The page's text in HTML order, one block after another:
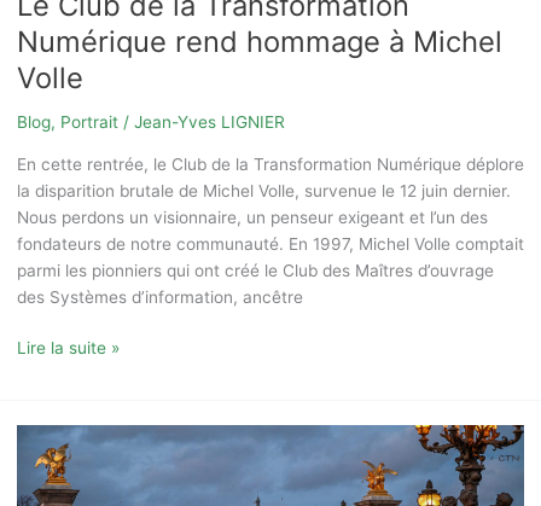
Numérique rend hommage à Michel
Volle
Blog, Portrait/ Jean-Yves LIGNIER
En cette rentrée, le Club de la Transformation Numérique déplore
la disparition brutale de Michel Volle, survenue le 12 juin dernier.
Nous perdons un visionnaire, un penseur exigeant et l’un des
fondateurs de notre communauté. En 1997, Michel Volle comptait
parmi les pionniers qui ont créé le Club des Maîtres d’ouvrage
des Systèmes d’information, ancêtre
Lire la suite »
Rétrospective
2023